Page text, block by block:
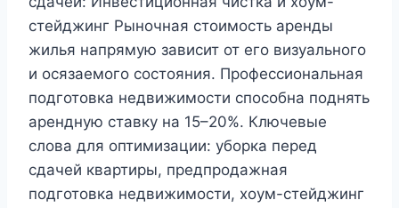
стейджинг Рыночная стоимость аренды
жилья напрямую зависит от его визуального
и осязаемого состояния. Профессиональная
подготовка недвижимости способна поднять
арендную ставку на 15–20%. Ключевые
слова для оптимизации: уборка перед
сдачей квартиры, предпродажная
подготовка недвижимости, хоум-стейджинг